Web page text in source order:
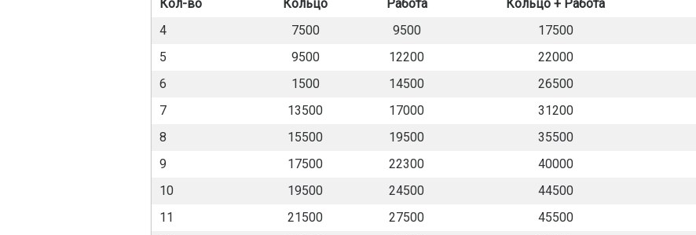
Кол-во Кольцо Работа Кольцо + Работа
4
7500 9500 17500
5
9500 12200 22000
6
1500 14500 26500
7
13500 17000 31200
8
15500 19500 35500
9
17500 22300 40000
10
19500 24500 44500
11
21500 27500 45500